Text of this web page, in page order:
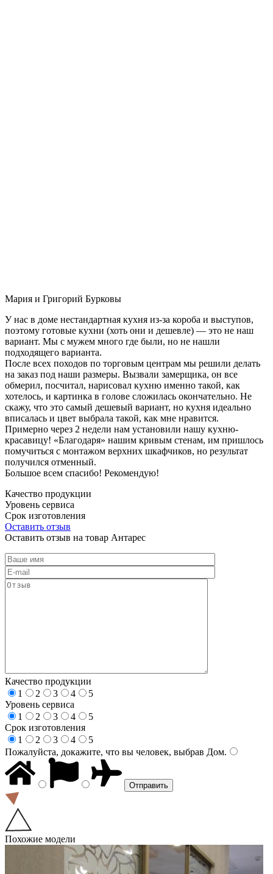
Мария и Григорий Бурковы
У нас в доме нестандартная кухня из-за короба и выступов,
поэтому готовые кухни (хоть они и дешевле) — это не наш
вариант. Мы с мужем много где были, но не нашли
подходящего варианта.
После всех походов по торговым центрам мы решили делать
на заказ под наши размеры. Вызвали замерщика, он все
обмерил, посчитал, нарисовал кухню именно такой, как
хотелось, и картинка в голове сложилась окончательно. Не
скажу, что это самый дешевый вариант, но кухня идеально
вписалась и цвет выбрала такой, как мне нравится.
Примерно через 2 недели нам установили нашу кухню-
красавицу! «Благодаря» нашим кривым стенам, им пришлось
помучиться с монтажом верхних шкафчиков, но результат
получился отменный.
Большое всем спасибо! Рекомендую!
Качество продукции
Уровень сервиса
Срок изготовления
Оставить отзыв
Оставить отзыв на товар Антарес
Качество продукции
1
2 3 4
5
Уровень сервиса
1
2 3 4
5
Срок изготовления
1
2 3 4
5
Пожалуйста, докажите, что вы человек, выбрав Дом.
Похожие модели